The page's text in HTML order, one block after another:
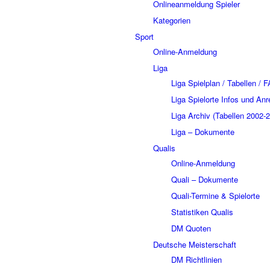
Onlineanmeldung Spieler
Kategorien
Sport
Online-Anmeldung
Liga
Liga Spielplan / Tabellen /
Liga Spielorte Infos und
Liga Archiv (Tabellen 2002-
Liga – Dokumente
Qualis
Online-Anmeldung
Quali – Dokumente
Quali-Termine & Spielorte
Statistiken Qualis
DM Quoten
Deutsche Meisterschaft
DM Richtlinien